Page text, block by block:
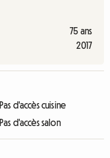
75 ans
2017
Pas d'accès cuisine
Pas d'accès salon